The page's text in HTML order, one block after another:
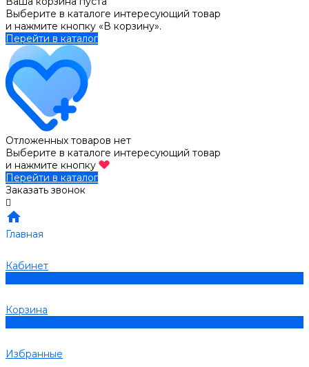
Выберите в каталоге интересующий товар
и нажмите кнопку «В корзину».
Перейти в каталог
Отложенных товаров нет
Выберите в каталоге интересующий товар
и нажмите кнопку
Перейти в каталог
Заказать звонок
Главная
Кабинет
Корзина
Избранные